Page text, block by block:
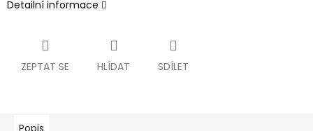
Detailní informace
ZEPTAT SE HLÍDAT SDÍLET